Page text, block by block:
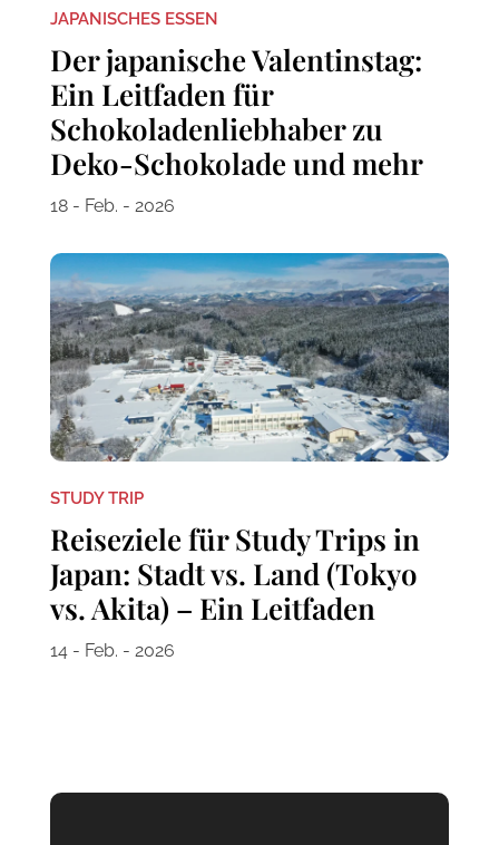
JAPANISCHES ESSEN
Der japanische Valentinstag:
Ein Leitfaden für
Schokoladenliebhaber zu
Deko-Schokolade und mehr
18 - Feb. - 2026
STUDY TRIP
Reiseziele für Study Trips in
Japan: Stadt vs. Land (Tokyo
vs. Akita) – Ein Leitfaden
14 - Feb. - 2026